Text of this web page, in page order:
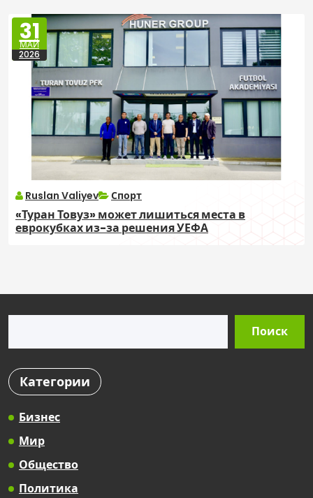
31
МАЙ
2026
Ruslan Valiyev Спорт
«Туран Товуз» может лишиться места в
еврокубках из-за решения УЕФА
Поиск
Категории
Бизнес
Мир
Общество
Политика